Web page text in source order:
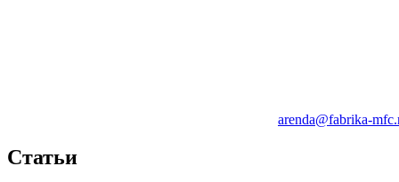
arenda@fabrika-
Статьи